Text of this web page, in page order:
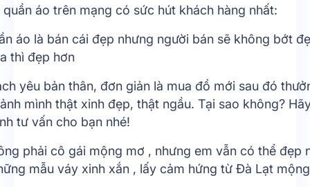
quần áo trên mạng có sức hút khách hàng nhất:
áo là bán cái đẹp nhưng người bán sẽ không bớt
thì đẹp hơn
yêu bản thân, đơn giản là mua đồ mới sau đó
mình thật xinh đẹp, thật ngầu. Tại sao không?
tư vấn cho bạn nhé!
phải cô gái mộng mơ , nhưng em vẫn có thể đẹp
mẫu váy xinh xắn , lấy cảm hứng từ Đà Lạt